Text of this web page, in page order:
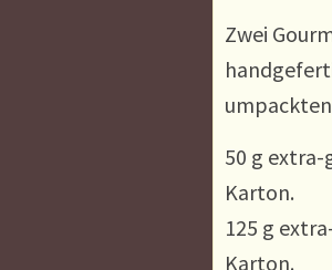
Zwei
50 g
Karton.
125 g
Karton.